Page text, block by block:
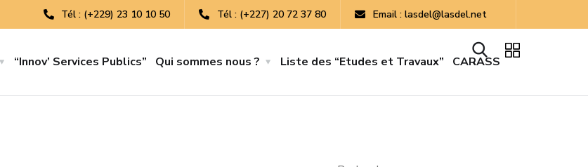
Tél : (+229) 23 10 10 50 Tél : (+227) 20 72 37 80 Email : lasdel@lasdel.net
“Innov’ Services Publics” Qui sommes nous ? Liste des “Etudes et Travaux” CARASS